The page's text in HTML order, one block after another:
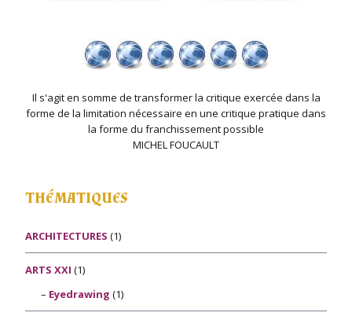
Il s'agit en somme de transformer la critique exercée dans la
forme de la limitation nécessaire en une critique pratique dans
la forme du franchissement possible
MICHEL FOUCAULT
THÉMATIQUES
ARCHITECTURES (1)
ARTS XXI (1)
Eyedrawing (1)